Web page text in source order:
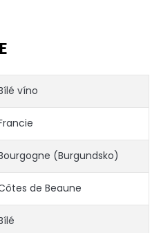
víno
(Burgundsko)
de Beaune